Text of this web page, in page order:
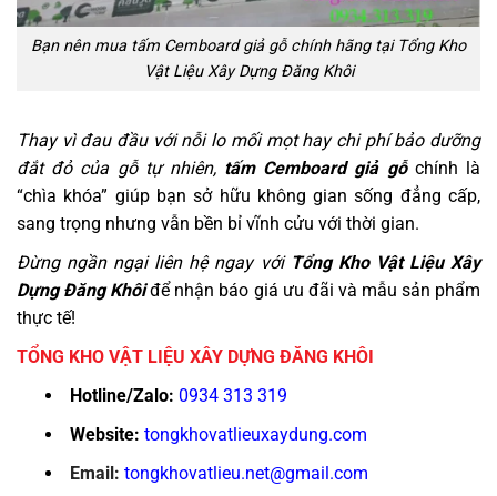
Bạn nên mua tấm Cemboard giả gỗ chính hãng tại Tổng Kho
Vật Liệu Xây Dựng Đăng Khôi
Thay vì đau đầu với nỗi lo mối mọt hay chi phí bảo dưỡng
đắt đỏ của gỗ tự nhiên, tấm Cemboard giả gỗchính là
“chìa khóa” giúp bạn sở hữu không gian sống đẳng cấp,
sang trọng nhưng vẫn bền bỉ vĩnh cửu với thời gian.
Đừng ngần ngại liên hệ ngay với Tổng Kho Vật Liệu Xây
Dựng Đăng Khôiđể nhận báo giá ưu đãi và mẫu sản phẩm
thực tế!
TỔNG KHO VẬT LIỆU XÂY DỰNG ĐĂNG KHÔI
Hotline/Zalo: 0934 313 319
Website: tongkhovatlieuxaydung.com
Email: tongkhovatlieu.net@gmail.com